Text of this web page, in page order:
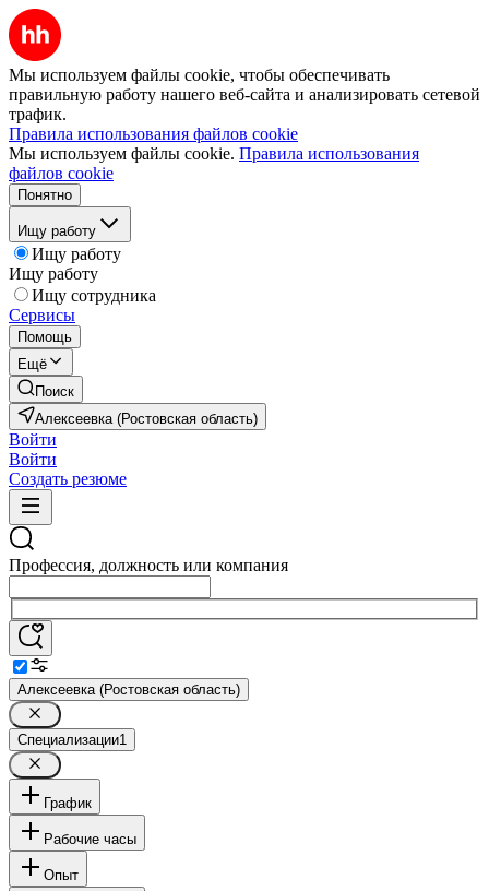
Мы используем файлы cookie, чтобы обеспечивать
правильную работу нашего веб-сайта и анализировать сетевой
трафик.
Правила использования файлов cookie
Мы используем файлы cookie. Правила использования
файлов cookie
Понятно
Ищу работу
Ищу работу
Ищу работу
Ищу сотрудника
Сервисы
Помощь
Ещё
Поиск
Алексеевка (Ростовская область)
Войти
Войти
Создать резюме
Профессия, должность или компания
Алексеевка (Ростовская область)
Специализации1
График
Рабочие часы
Опыт